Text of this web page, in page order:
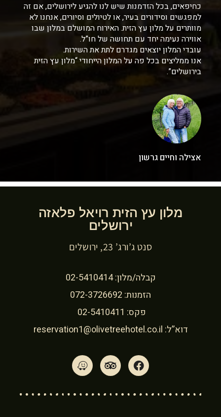
כחיפאים, בכל הזדמנות שיש לנו להגיע לירושלים, אם זה
למפגשים וסידורים בעיר, או לטיולים וסיורים, אנחנו לא
מוותרים על מלון עץ הזית. האירוח המושלם במלון שבו
אווירה נעימה יחד עם תחושה של חו”ל.
עובדי המלון יוצאים מגדרם לתת את השירות.
אנו ממליצים בכל פה על המלון הייחודי “מלון עץ הזית
בירושלים”.
אצילה וחיים גרשון
מלון עץ הזית רויאל פלאזה
ירושלים
סנט ג’ורג’ 23, ירושלים
קבלה/מלון:02-5410414
הזמנות:072-3726692
פקס: 02-5410411
דוא”ל:reservation1@olivetreehotel.co.il